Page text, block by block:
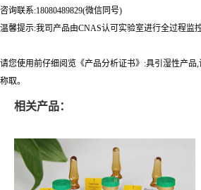
咨询联系:18080489829(微信同号)
温馨提示:我司产品由CNAS认可实验室进行全过程监
请您使用前仔细阅览《产品分析证书》:具引湿性产
称取。
相关产品：